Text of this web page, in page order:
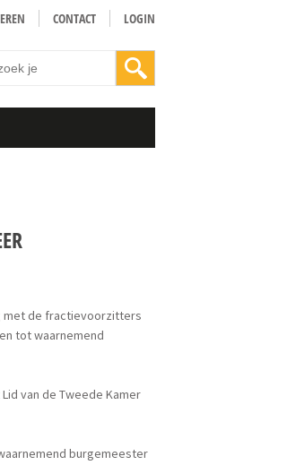
CONTACT LOGIN
met de fractievoorzitters
tot waarnemend
van de Tweede Kamer
burgemeester